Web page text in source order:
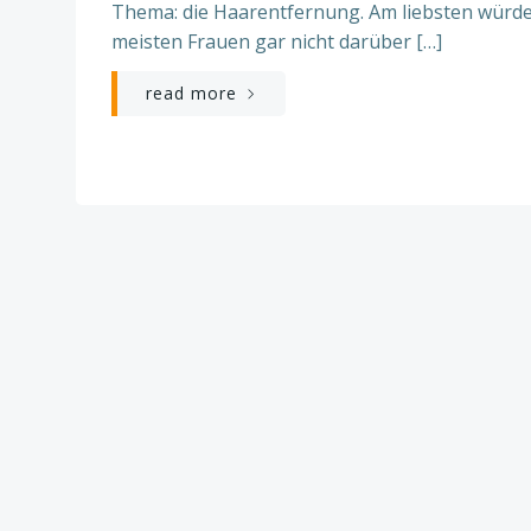
Thema: die Haarentfernung. Am liebsten
meisten Frauen gar nicht darüber […]
read more